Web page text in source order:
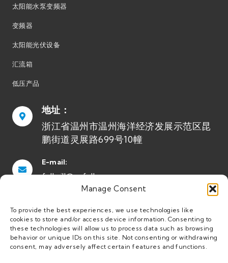
Manage Consent
To provide the best experiences, we use technologies like
cookies to store and/or access device information. Consenting to
these technologies will allow us to process data such as browsing
behavior or unique IDs on this site. Not consenting or withdrawing
consent, may adversely affect certain features and functions.
太阳能水泵变频器
变频器
太阳能光伏设备
汇流箱
低压产品
地址：
浙江省温州市温州海洋经济发展示范区昆
鹏街道灵展路699号10幢
E-mail:
fullwill@usfull.com
+86-13616612093